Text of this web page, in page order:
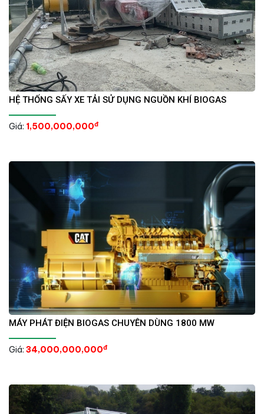
HỆ THỐNG SẤY XE TẢI SỬ DỤNG NGUỒN KHÍ BIOGAS
Giá: 1,500,000,000đ
MÁY PHÁT ĐIỆN BIOGAS CHUYÊN DÙNG 1800 MW
Giá: 34,000,000,000đ